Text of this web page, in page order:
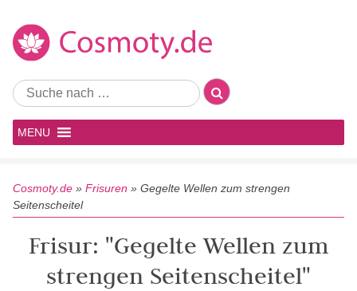
MENU
Cosmoty.de » Frisuren » Gegelte Wellen zum strengen
Seitenscheitel
Frisur: "Gegelte Wellen zum
strengen Seitenscheitel"